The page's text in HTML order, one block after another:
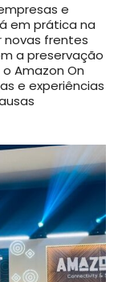
e
em prática na
novas frentes
a preservação
Amazon On
e experiências